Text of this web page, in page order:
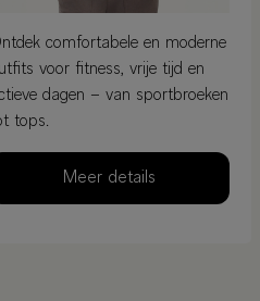
comfortabele en moderne
voor fitness, vrije tijd en
dagen – van sportbroeken
tops.
Meer details